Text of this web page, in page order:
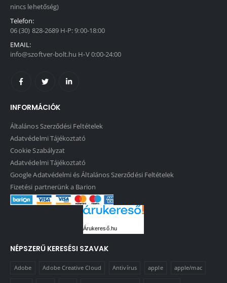
nincs lehetőség)
Telefon:
06 (30) 828-2689 H-P: 9:00-18:00
EMAIL:
info@szoftver-bolt.hu H-V 0:00-24:00
INFORMÁCIÓK
Általános Szerződési Feltételek
Adatvédelmi Tájékoztató
Cookie Szabályzat
Adatvédelmi Tájékoztató
Google Adatvédelmi és Általános Szerződési Feltételek
Fizetési partnerünk a Barion
Árukereső.hu
NÉPSZERŰ KERESÉSI SZAVAK
Adobe Adobe Creative Cloud Antivírus apple apple/mac